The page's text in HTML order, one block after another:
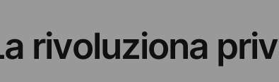
rivoluziona